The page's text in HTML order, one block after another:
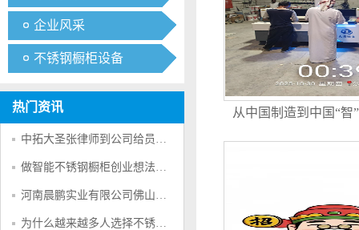
企业风采
不锈钢橱柜设备
热门资讯
中拓大圣张律师到公司给员工普及法律合法的为大家做好服务
做智能不锈钢橱柜创业想法的可行性分析
河南晨鹏实业有限公司佛山市鹏硕机电设备有限公司祝新老客户财源广进
为什么越来越多人选择不锈钢呢？
从中国制造到中国“智